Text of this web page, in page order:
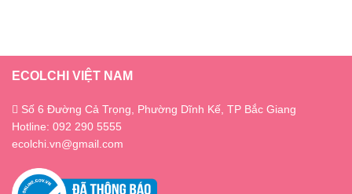
ECOLCHI VIỆT NAM
Số 6 Đường Cả Trọng, Phường Dĩnh Kế, TP Bắc Giang
Hotline: 092 290 5555
ecolchi.vn@gmail.com